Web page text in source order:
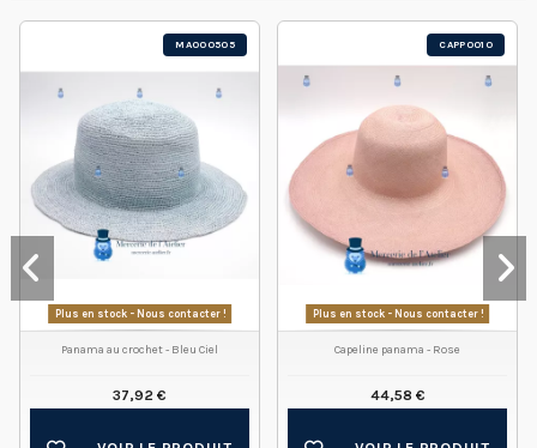
MA000505
Plus en stock - Nous contacter !
Panama au crochet - Bleu Ciel
37,92 €
CAPP0010
Plus en stock - Nous contacter !
Capeline panama - Rose
44,58 €